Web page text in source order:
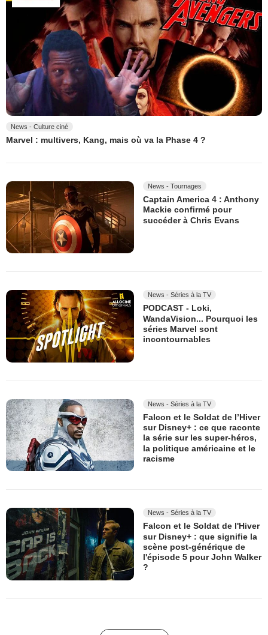
News - Culture ciné
Marvel : multivers, Kang, mais où va la Phase 4 ?
News - Tournages
Captain America 4 : Anthony
Mackie confirmé pour
succéder à Chris Evans
News - Séries à la TV
PODCAST - Loki,
WandaVision... Pourquoi les
séries Marvel sont
incontournables
News - Séries à la TV
Falcon et le Soldat de l’Hiver
sur Disney+ : ce que raconte
la série sur les super-héros,
la politique américaine et le
racisme
News - Séries à la TV
Falcon et le Soldat de l'Hiver
sur Disney+ : que signifie la
scène post-générique de
l'épisode 5 pour John Walker
?